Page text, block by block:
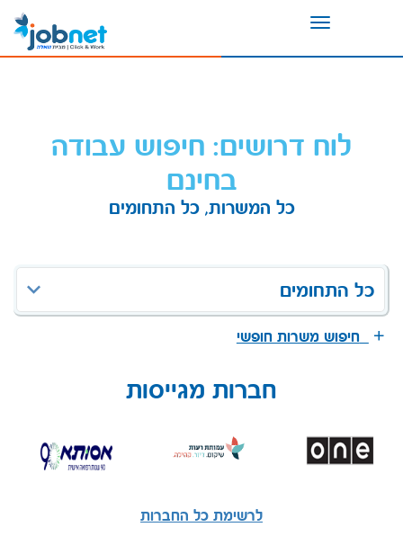
Toggle
לוח דרושים: חיפוש עבודה
בחינם
כל המשרות, כל התחומים
כל התחומים
חיפוש משרות חופשי
חברות מגייסות
לרשימת כל החברות